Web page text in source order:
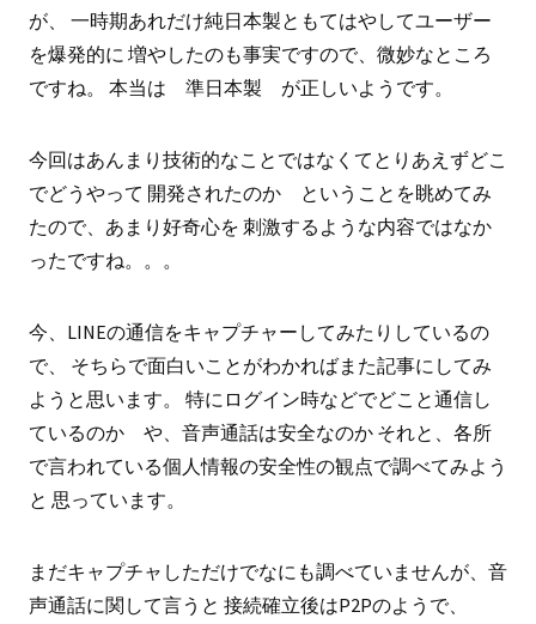
が、 一時期あれだけ純日本製ともてはやしてユーザー
を爆発的に 増やしたのも事実ですので、微妙なところ
ですね。 本当は 準日本製 が正しいようです。
今回はあんまり技術的なことではなくてとりあえずどこ
でどうやって 開発されたのか ということを眺めてみ
たので、あまり好奇心を 刺激するような内容ではなか
ったですね。。。
今、LINEの通信をキャプチャーしてみたりしているの
で、 そちらで面白いことがわかればまた記事にしてみ
ようと思います。 特にログイン時などでどこと通信し
ているのか や、音声通話は安全なのか それと、各所
で言われている個人情報の安全性の観点で調べてみよう
と 思っています。
まだキャプチャしただけでなにも調べていませんが、音
声通話に関して言うと 接続確立後はP2Pのようで、